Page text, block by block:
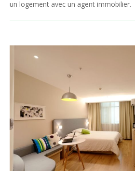
un logement avec un agent immobilier.